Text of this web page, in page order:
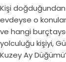
Kişi
evdeyse o
ve hangi
yolculuğu kişiyi,
Kuzey Ay